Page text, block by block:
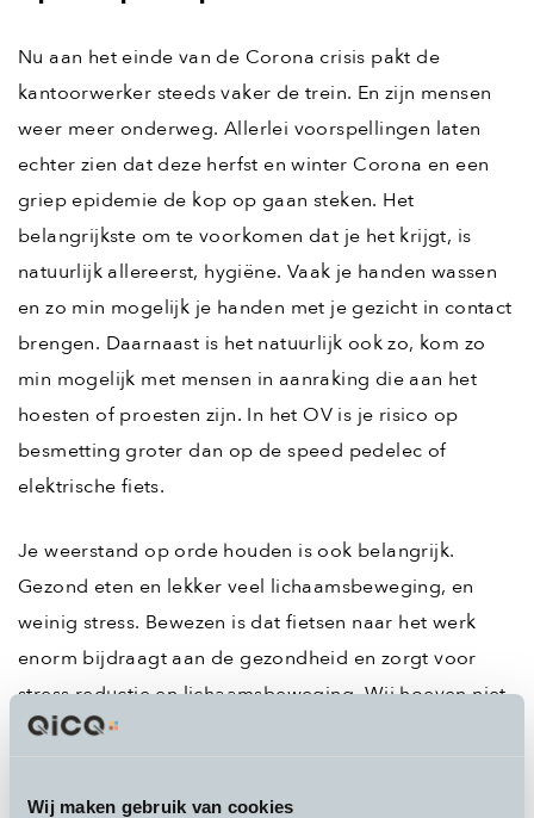
Wij maken gebruik van cookies
Nu aan het einde van de Corona crisis pakt de
kantoorwerker steeds vaker de trein. En zijn mensen
weer meer onderweg. Allerlei voorspellingen laten
echter zien dat deze herfst en winter Corona en een
griep epidemie de kop op gaan steken. Het
belangrijkste om te voorkomen dat je het krijgt, is
natuurlijk allereerst, hygiëne. Vaak je handen wassen
en zo min mogelijk je handen met je gezicht in contact
brengen. Daarnaast is het natuurlijk ook zo, kom zo
min mogelijk met mensen in aanraking die aan het
hoesten of proesten zijn. In het OV is je risico op
besmetting groter dan op de speed pedelec of
elektrische fiets.
Je weerstand op orde houden is ook belangrijk.
Gezond eten en lekker veel lichaamsbeweging, en
weinig stress. Bewezen is dat fietsen naar het werk
enorm bijdraagt aan de gezondheid en zorgt voor
stress reductie en lichaamsbeweging. Wij hoeven niet
meer te vertellen dat zitten het nieuwe roken is, toch?
4 Het klimaat en de CO2 reductie